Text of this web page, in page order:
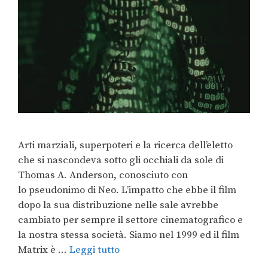
Arti marziali, superpoteri e la ricerca dell’eletto
che si nascondeva sotto gli occhiali da sole di
Thomas A. Anderson, conosciuto con
lo pseudonimo di Neo. L’impatto che ebbe il film
dopo la sua distribuzione nelle sale avrebbe
cambiato per sempre il settore cinematografico e
la nostra stessa società. Siamo nel 1999 ed il film
Matrix è … Leggi tutto